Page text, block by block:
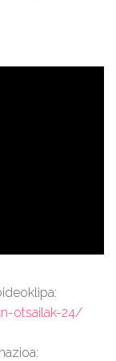
otsailak-24/